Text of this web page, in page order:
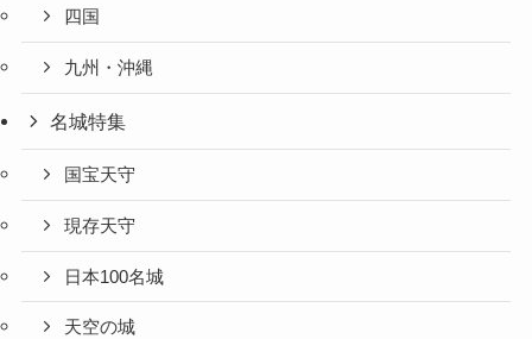
四国
九州・沖縄
名城特集
国宝天守
現存天守
日本100名城
天空の城